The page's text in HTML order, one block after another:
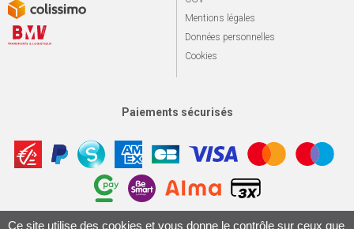
Mentions légales
Données personnelles
Cookies
Paiements sécurisés
Ce site utilise des cookies et vous donne le contrôle sur ceux que